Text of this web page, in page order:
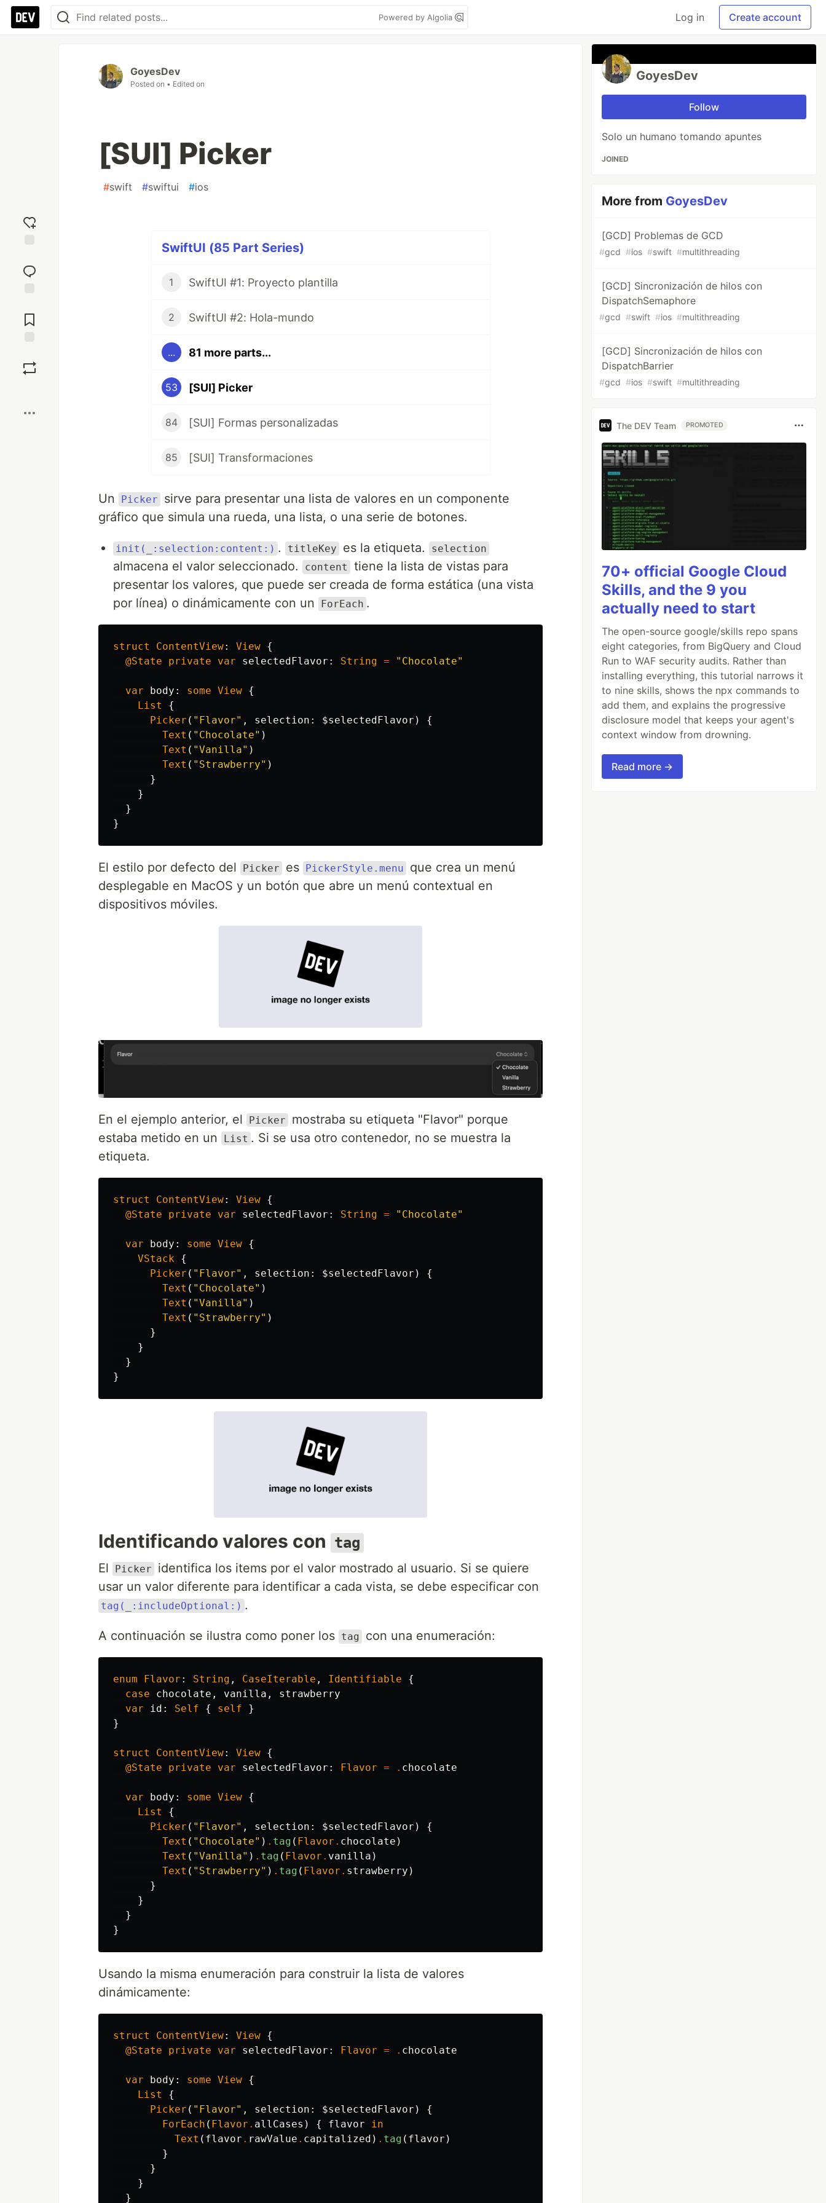
Powered by Algolia Log in Create account
reaction
Comments
GoyesDev
Posted on • Edited on
[SUI] Picker
#swift #swiftui #ios
SwiftUI (85 Part Series)
1 SwiftUI #1: Proyecto plantilla
2 SwiftUI #2: Hola-mundo
... 81 more parts...
53 [SUI] Picker
84 [SUI] Formas personalizadas
85 [SUI] Transformaciones
Un Picker
sirve para presentar una lista de valores en un componente
gráfico que simula una rueda, una lista, o una serie de botones.
init(_:selection:content:) . titleKey es la etiqueta. selection
almacena el valor seleccionado. content
tiene la lista de vistas para
presentar los valores, que puede ser creada de forma estática (una vista
por línea) o dinámicamente con un
ForEach .
struct ContentView: View {
@State
private var selectedFlavor : String = "Chocolate"
var body : some View {
List
{
Picker ( "Flavor" , selection : $selectedFlavor )
{
Text ( "Chocolate" )
Text ( "Vanilla" )
Text ( "Strawberry" )
}
}
}
}
El estilo por defecto del Picker es PickerStyle.menu
que crea un menú
desplegable en MacOS y un botón que abre un menú contextual en
dispositivos móviles.
En el ejemplo anterior, el Picker
mostraba su etiqueta "Flavor" porque
estaba metido en un
List . Si se usa otro contenedor, no se muestra la
etiqueta.
struct ContentView: View {
@State
private var selectedFlavor : String = "Chocolate"
var body : some View {
VStack
{
Picker ( "Flavor" , selection : $selectedFlavor )
{
Text ( "Chocolate" )
Text ( "Vanilla" )
Text ( "Strawberry" )
}
}
}
}
Identificando valores con tag
El Picker
identifica los items por el valor mostrado al usuario. Si se quiere
usar un valor diferente para identificar a cada vista, se debe especificar con
tag(_:includeOptional:) .
A continuación se ilustra como poner los tag con una enumeración:
enum Flavor : String , CaseIterable , Identifiable
{
case
chocolate , vanilla ,
strawberry
var
id : Self { self
}
}
struct ContentView: View {
@State
private var selectedFlavor : Flavor = . chocolate
var body : some View {
List
{
Picker ( "Flavor" , selection : $selectedFlavor )
{
Text ( "Chocolate" ) . tag ( Flavor . chocolate )
Text ( "Vanilla" ) . tag ( Flavor . vanilla )
Text ( "Strawberry" ) . tag ( Flavor . strawberry )
}
}
}
}
Usando la misma enumeración para construir la lista de valores
dinámicamente:
struct ContentView: View {
@State
private var selectedFlavor : Flavor = . chocolate
var body : some View {
List
{
Picker ( "Flavor" , selection : $selectedFlavor )
{
ForEach ( Flavor . allCases ) { flavor
in
Text ( flavor . rawValue . capitalized ) . tag ( flavor )
}
}
}
}
GoyesDev
Follow
Solo un humano tomando apuntes
JOINED
More from GoyesDev
[GCD] Problemas de GCD
#gcd #ios #swift #multithreading
[GCD] Sincronización de hilos con
DispatchSemaphore
#gcd #swift #ios #multithreading
[GCD] Sincronización de hilos con
DispatchBarrier
#gcd #ios #swift #multithreading
The DEV Team PROMOTED
70+ official Google Cloud
Skills, and the 9 you
actually need to start
The open-source google/skills repo spans
eight categories, from BigQuery and Cloud
Run to WAF security audits. Rather than
installing everything, this tutorial narrows it
to nine skills, shows the npx commands to
add them, and explains the progressive
disclosure model that keeps your agent's
context window from drowning.
Read more →